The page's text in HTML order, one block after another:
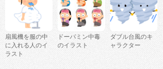
扇風機を服の中
に入れる人のイ
ラスト
ドーパミン中毒
のイラスト
ダブル台風のキ
ャラクター